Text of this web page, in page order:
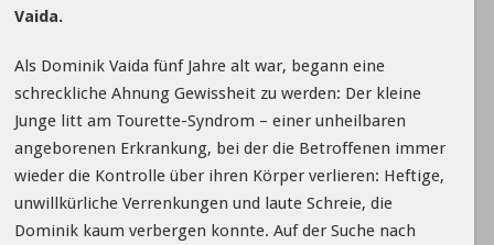
Vaida.
Als Dominik Vaida fünf Jahre alt war, begann eine
schreckliche Ahnung Gewissheit zu werden: Der kleine
Junge litt am Tourette-Syndrom – einer unheilbaren
angeborenen Erkrankung, bei der die Betroffenen immer
wieder die Kontrolle über ihren Körper verlieren: Heftige,
unwillkürliche Verrenkungen und laute Schreie, die
Dominik kaum verbergen konnte. Auf der Suche nach